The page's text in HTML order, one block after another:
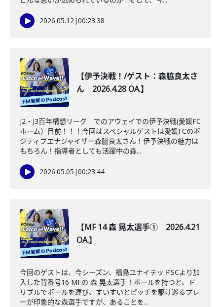
2026.05.12|00:23:38
【伊予決戦！/ゲスト：森脇良太さ
ん 2026.4.28 OA.】
J2・J3百年構想リーグ でのアウェイでの伊予決戦(愛媛FC
ホーム）目前！！！今回はスペシャルゲストは愛媛FCのポ
ジティブエナジャイザー森脇良太さん！伊予決戦の魅力は
もちろん！指導者としても活躍中の森...
2026.05.05 |00:23:44
【MF 14 森 晃太選手① 2026.4.21
OA.】
今回のゲストは、今シーズン、福島ユナイテッドSCより加
入した背番号16 MFの 森 晃太選手！ボールを持つと、ド
リブルでボールを運び、すいすいとピッチを駆け巡るプレ
ーが印象的な森選手ですが、あることを...